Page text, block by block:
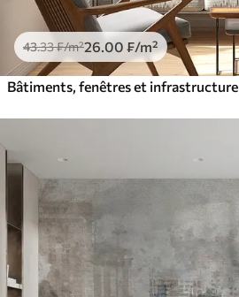
43.33₣/m²26 .00 ₣/m²
Bâtiments, fenêtres et infrastructure